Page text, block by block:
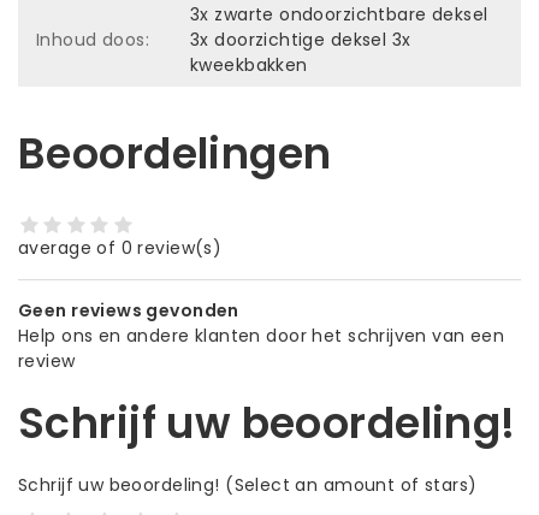
Inhoud doos:
3x zwarte ondoorzichtbare deksel
3x doorzichtige deksel 3x
kweekbakken
Beoordelingen
average of 0 review(s)
Geen reviews gevonden
Help ons en andere klanten door het schrijven van een
review
Schrijf uw beoordeling!
Schrijf uw beoordeling! (Select an amount of stars)